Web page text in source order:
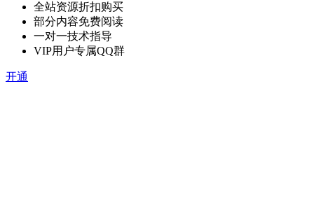
全站资源折扣购买
部分内容免费阅读
一对一技术指导
VIP用户专属QQ群
开通